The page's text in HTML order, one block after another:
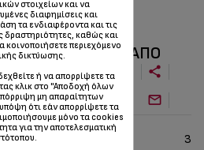
ΜΕ ΨΗΤΆ
CHIMICHURRI ΑΠΌ
3
στοιχείων και να
διαφημίσεις και
τα ενδιαφέροντα και τις
δραστηριότητες, καθώς και
κοινοποιήσετε περιεχόμενο
δικτύωσης.
ή να απορρίψετε τα
κλικ στο "Αποδοχή όλων
μη απαραίτητων
ότι εάν απορρίψετε τα
μόνο τα cookies
για την αποτελεσματική